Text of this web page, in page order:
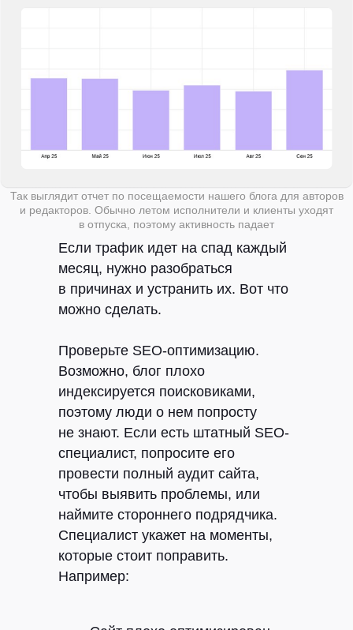
Так выглядит отчет по посещаемости нашего блога для авторов
и редакторов. Обычно летом исполнители и клиенты уходят
в отпуска, поэтому активность падает
Если трафик идет на спад каждый
месяц, нужно разобраться
в причинах и устранить их. Вот что
можно сделать.
Проверьте SEO-оптимизацию.
Возможно, блог плохо
индексируется поисковиками,
поэтому люди о нем попросту
не знают. Если есть штатный SEO-
специалист, попросите его
провести полный аудит сайта,
чтобы выявить проблемы, или
наймите стороннего подрядчика.
Специалист укажет на моменты,
которые стоит поправить.
Например: